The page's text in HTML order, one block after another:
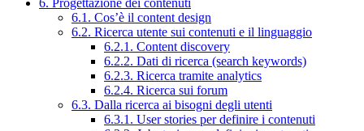
6.1. Cos’è il content design
6.2. Ricerca utente sui contenuti e il linguaggio
6.2.1. Content discovery
6.2.2. Dati di ricerca (search keywords)
6.2.3. Ricerca tramite analytics
6.2.4. Ricerca sui forum
6.3. Dalla ricerca ai bisogni degli utenti
6.3.1. User stories per definire i contenuti